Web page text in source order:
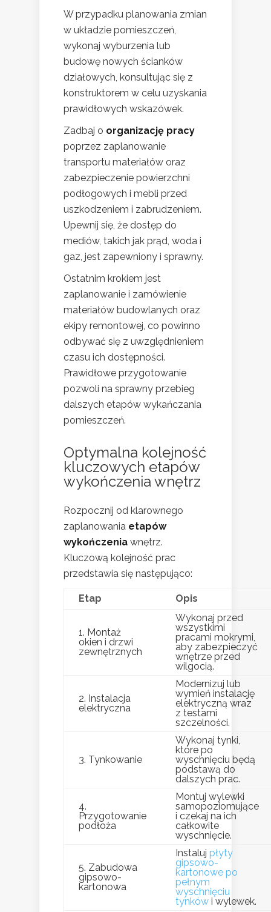
W przypadku planowania zmian
w układzie pomieszczeń,
wykonaj wyburzenia lub
budowę nowych ścianków
działowych, konsultując się z
konstruktorem w celu uzyskania
prawidłowych wskazówek.
Zadbaj o organizację pracy
poprzez zaplanowanie
transportu materiałów oraz
zabezpieczenie powierzchni
podłogowych i mebli przed
uszkodzeniem i zabrudzeniem.
Upewnij się, że dostęp do
mediów, takich jak prąd, woda i
gaz, jest zapewniony i sprawny.
Ostatnim krokiem jest
zaplanowanie i zamówienie
materiałów budowlanych oraz
ekipy remontowej, co powinno
odbywać się z uwzględnieniem
czasu ich dostępności.
Prawidłowe przygotowanie
pozwoli na sprawny przebieg
dalszych etapów wykańczania
pomieszczeń.
Optymalna kolejność
kluczowych etapów
wykończenia wnętrz
Rozpocznij od klarownego
zaplanowania etapów
wykończenia wnętrz.
Kluczową kolejność prac
przedstawia się następująco:
Etap Opis
1. Montaż
okien i drzwi
zewnętrznych
Wykonaj przed
wszystkimi
pracami mokrymi,
aby zabezpieczyć
wnętrze przed
wilgocią.
2. Instalacja
elektryczna
Modernizuj lub
wymień instalację
elektryczną wraz
z testami
szczelności.
3. Tynkowanie
Wykonaj tynki,
które po
wyschnięciu będą
podstawą do
dalszych prac.
4.
Przygotowanie
podłoża
Montuj wylewki
samopoziomujące
i czekaj na ich
całkowite
wyschnięcie.
5. Zabudowa
gipsowo-
kartonowa
Instaluj płyty
gipsowo-
kartonowe po
pełnym
wyschnięciu
tynków i wylewek.